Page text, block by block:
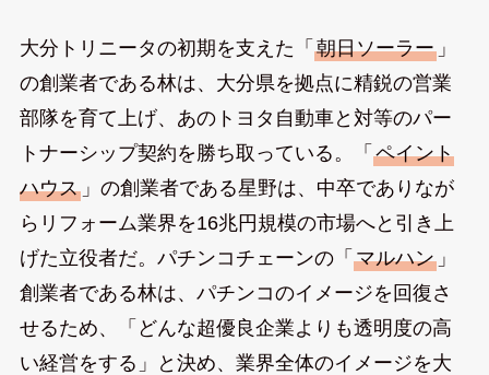
大分トリニータの初期を支えた「 朝日ソーラー」
の創業者である林は、大分県を拠点に精鋭の営業
部隊を育て上げ、あのトヨタ自動車と対等のパー
トナーシップ契約を勝ち取っている。「 ペイント
ハウス」の創業者である星野は、中卒でありなが
らリフォーム業界を16兆円規模の市場へと引き上
げた立役者だ。パチンコチェーンの「 マルハン」
創業者である林は、パチンコのイメージを回復さ
せるため、「どんな超優良企業よりも透明度の高
い経営をする」と決め、業界全体のイメージを大